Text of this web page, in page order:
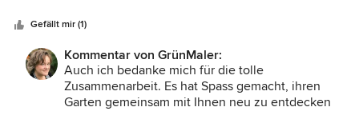
Vorstellungen ein Projekt, in dem Liebgewonnenes
erhalten blieb und neue Bepflanzungen und
Gestaltungsideen dem Garten wieder ein Gesicht gaben. In
mühevoller Kleinarbeit wurde der umfangreiche Bestand
analysiert und ein Konzept erarbeitet, das uns voll und
Gefällt mir (1)
Kommentar von GrünMaler:
Auch ich bedanke mich für die tolle
Zusammenarbeit. Es hat Spass gemacht, ihren
Garten gemeinsam mit Ihnen neu zu entdecken